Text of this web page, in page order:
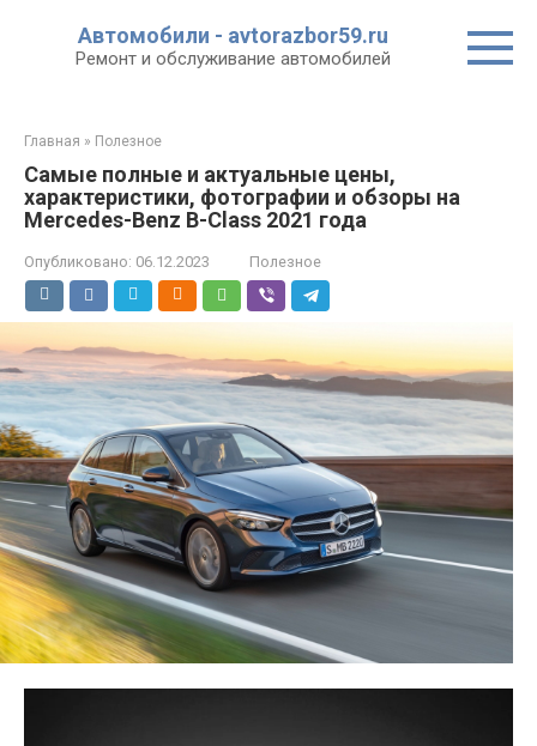
Автомобили - avtorazbor59.ru
Ремонт и обслуживание автомобилей
Главная » Полезное
Самые полные и актуальные цены,
характеристики, фотографии и обзоры на
Mercedes-Benz B-Class 2021 года
Опубликовано: 06.12.2023 Полезное